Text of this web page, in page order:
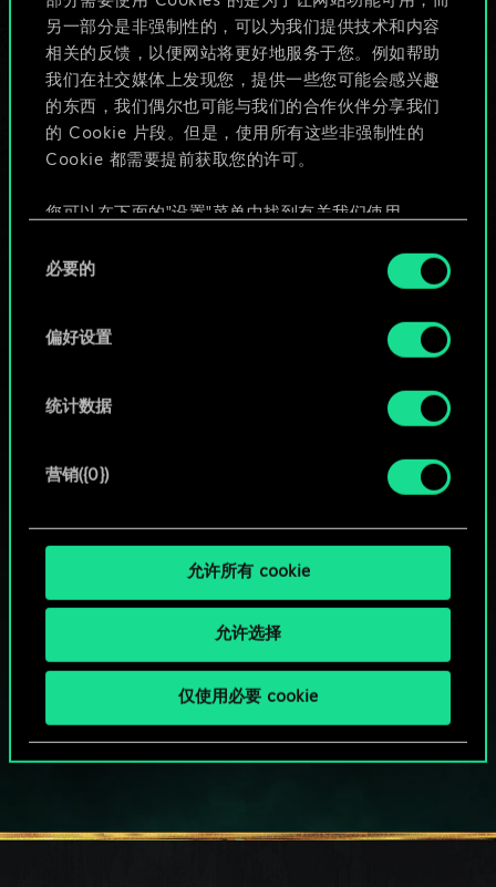
另一部分是非强制性的，可以为我们提供技术和内容
相关的反馈，以便网站将更好地服务于您。例如帮助
我们在社交媒体上发现您，提供一些您可能会感兴趣
的东西，我们偶尔也可能与我们的合作伙伴分享我们
的 Cookie 片段。但是，使用所有这些非强制性的
Cookie 都需要提前获取您的许可。
您可以在下面的"设置"菜单中找到有关我们使用
好。一旦您了解了其中的内容并准备好继续，请点
必要的
偏好设置
统计数据
营销({0})
允许所有 cookie
允许选择
仅使用必要 cookie
给牌组命名并撰写攻略
编辑牌组
或
浏览社区牌组
HOW ABOUT A ROUND OF GWENT?
PC端免费下载游玩